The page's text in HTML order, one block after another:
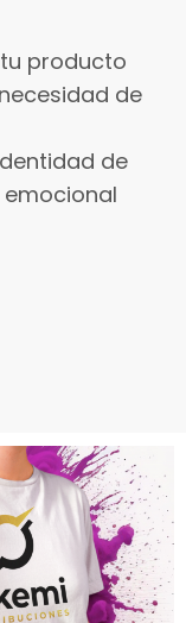
producto
de
de